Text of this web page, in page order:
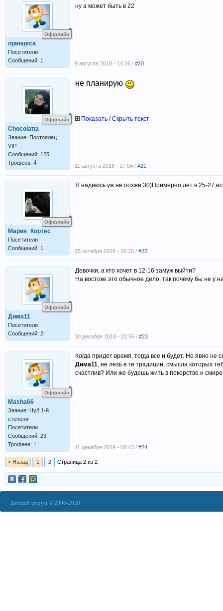
Оффлайн
принцеса
Посетители
Сообщений: 1
ну а может быть в 22
9 августа 2018 - 14:26 / #20
Оффлайн
Chocolatta
Звание: Постоялец
VIP
Сообщений: 125
Трофеев: 4
не планирую
Показать / Скрыть текст
11 августа 2018 - 17:04 / #21
Оффлайн
Мария_Кортес
Посетители
Сообщений: 1
Я надеюсь уж не позже 30)Примерно лет в 25-
25 октября 2018 - 10:20 / #22
Оффлайн
Дима11
Посетители
Сообщений: 2
Девочки, а кто хочет в 12-16 замуж выйти?
На востоке это обычное дело, так почему бы не у
30 декабря 2018 - 21:56 / #23
Оффлайн
Masha66
Звание: Нуб 1-й
степени
Посетители
Сообщений: 23
Трофеев: 1
Когда придет время, тогда все и будет. Но явно не
Дима11, не лезь в те традиции, смысла которых
счастлив? Или же будешь жить в покорстве и
11 декабря 2019 - 08:43 / #24
< Назад 1 2 Страница 2 из 2
Детский форум © 2008-2026